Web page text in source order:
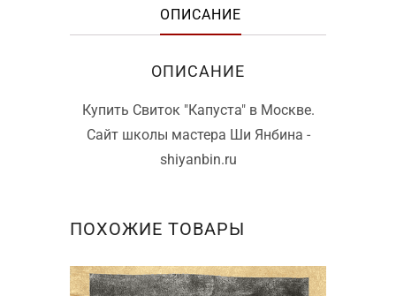
ОПИСАНИЕ
ОПИСАНИЕ
Купить Свиток "Капуста" в Москве.
Сайт школы мастера Ши Янбина -
shiyanbin.ru
ПОХОЖИЕ ТОВАРЫ